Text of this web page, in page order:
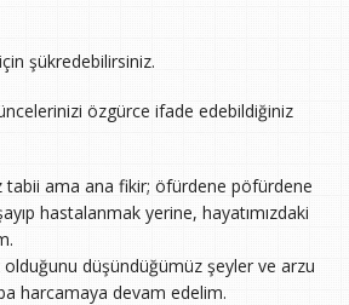
şükredebilirsiniz.
özgürce ifade edebildiğiniz
tabii ama ana fikir; öfürdene pöfürdene
hastalanmak yerine, hayatımızdaki
olduğunu düşündüğümüz şeyler ve arzu
harcamaya devam edelim.